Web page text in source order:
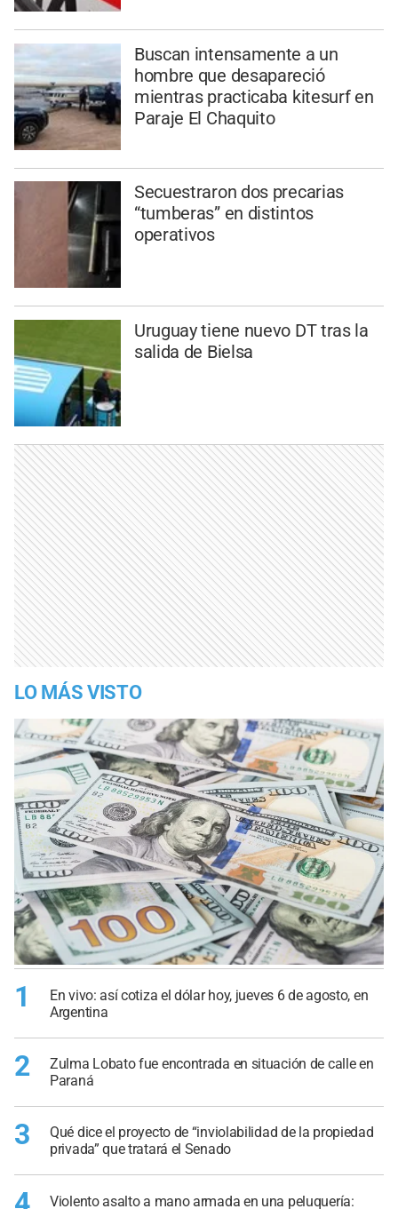
Buscan intensamente a un
hombre que desapareció
mientras practicaba kitesurf en
Paraje El Chaquito
Secuestraron dos precarias
“tumberas” en distintos
operativos
Uruguay tiene nuevo DT tras la
salida de Bielsa
LO MÁS VISTO
1
En vivo: así cotiza el dólar hoy, jueves 6 de agosto, en
Argentina
2
Zulma Lobato fue encontrada en situación de calle en
Paraná
3
Qué dice el proyecto de “inviolabilidad de la propiedad
privada” que tratará el Senado
Violento asalto a mano armada en una peluquería: